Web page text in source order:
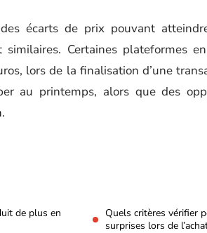
des écarts de prix pouvant
Certaines plateformes
lors de la finalisation d’une
au printemps, alors que des
de plus en
Quels critères vérifier
surprises lors de